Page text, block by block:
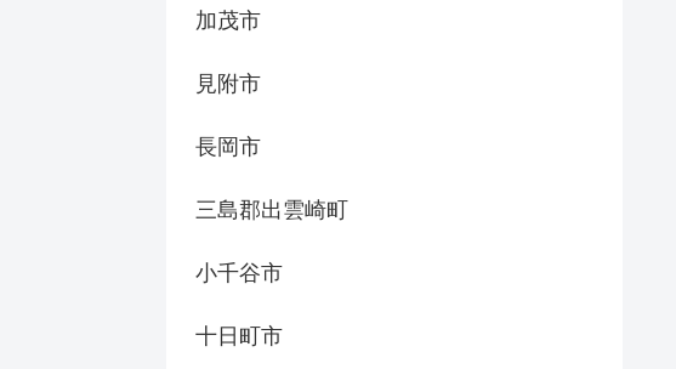
加茂市
見附市
長岡市
三島郡出雲崎町
小千谷市
十日町市